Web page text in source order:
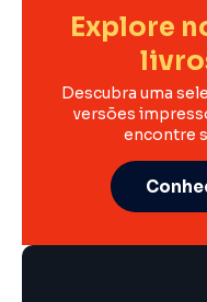
Explore
Descubra uma
versões
encontre